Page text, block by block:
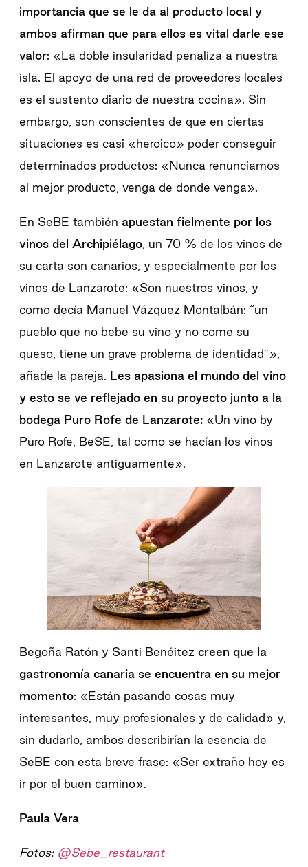
importancia que se le da al producto local y
ambos afirman que para ellos es vital darle ese
valor: «La doble insularidad penaliza a nuestra
isla. El apoyo de una red de proveedores locales
es el sustento diario de nuestra cocina». Sin
embargo, son conscientes de que en ciertas
situaciones es casi «heroico» poder conseguir
determinados productos: «Nunca renunciamos
al mejor producto, venga de donde venga».
En SeBE también apuestan fielmente por los
vinos del Archipiélago, un 70 % de los vinos de
su carta son canarios, y especialmente por los
vinos de Lanzarote: «Son nuestros vinos, y
como decía Manuel Vázquez Montalbán: “un
pueblo que no bebe su vino y no come su
queso, tiene un grave problema de identidad”»,
añade la pareja. Les apasiona el mundo del vino
y esto se ve reflejado en su proyecto junto a la
bodega Puro Rofe de Lanzarote: «Un vino by
Puro Rofe, BeSE, tal como se hacían los vinos
en Lanzarote antiguamente».
Begoña Ratón y Santi Benéitez creen que la
gastronomía canaria se encuentra en su mejor
momento: «Están pasando cosas muy
interesantes, muy profesionales y de calidad» y,
sin dudarlo, ambos describirían la esencia de
SeBE con esta breve frase: «Ser extraño hoy es
ir por el buen camino».
Paula Vera
Fotos: @Sebe_restaurant